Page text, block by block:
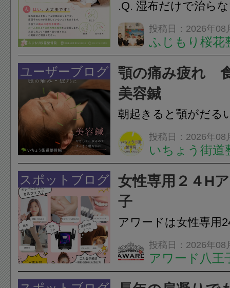
.Q. 湿布だけで治ら
らえますか？A. はい
湿布は痛みを和らげ
すが、原因そのもの
いこともあります。
原因を確認し、お一
投稿日：2026年08
ふじもり桜花
ユーザーブログ
顎の痛み疲れ
美容鍼
朝起きると顎がだる
ありませんか？無意
は、顎の痛みや疲れ
フェイスラインの張
のこわばり・頭痛や
ながることがありま
投稿日：2026年08
いちょう街道
スポットブログ
女性専用２４H
子
アワードは女性専用
フエステを 思いっ
開催中
投稿日：2026年08
アワード八王
24時間ジム&